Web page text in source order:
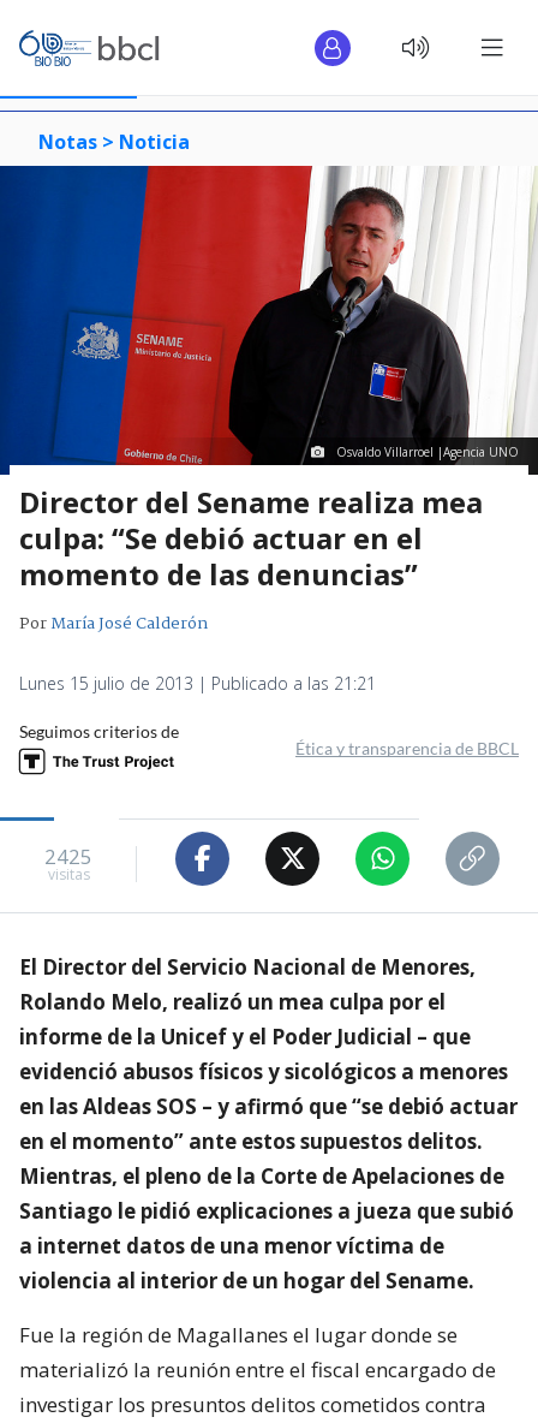
Notas > Noticia
Osvaldo Villarroel |Agencia UNO
Director del Sename realiza mea
culpa: “Se debió actuar en el
momento de las denuncias”
PorMaría José Calderón
Lunes 15 julio de 2013 | Publicado a las 21:21
Seguimos criterios de
Ética y transparencia de BBCL
2425
visitas
El Director del Servicio Nacional de Menores,
Rolando Melo, realizó un mea culpa por el
informe de la Unicef y el Poder Judicial – que
evidenció abusos físicos y sicológicos a menores
en las Aldeas SOS – y afirmó que “se debió actuar
en el momento” ante estos supuestos delitos.
Mientras, el pleno de la Corte de Apelaciones de
Santiago le pidió explicaciones a jueza que subió
a internet datos de una menor víctima de
violencia al interior de un hogar del Sename.
Fue la región de Magallanes el lugar donde se
materializó la reunión entre el fiscal encargado de
investigar los presuntos delitos cometidos contra